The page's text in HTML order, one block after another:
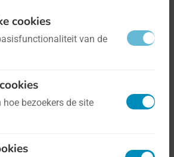
zijn, daar blijft de VN dan
over. De SDG's draaien in eder
van armoede,
en om duurzaamheid
de VN vindt u meer
cookies
van de
hoe bezoekers de site